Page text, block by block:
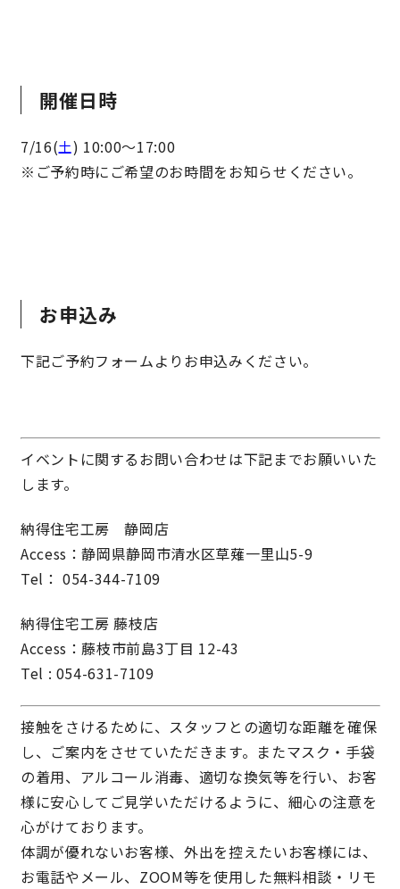
開催日時
7/16(土) 10:00～17:00
※ご予約時にご希望のお時間をお知らせください。
お申込み
下記ご予約フォームよりお申込みください。
イベントに関するお問い合わせは下記までお願いいた
します。
納得住宅工房 静岡店
Access：静岡県静岡市清水区草薙一里山5-9
Tel： 054-344-7109
納得住宅工房 藤枝店
Access：藤枝市前島3丁目 12-43
Tel : 054-631-7109
接触をさけるために、スタッフとの適切な距離を確保
し、ご案内をさせていただきます。またマスク・手袋
の着用、アルコール消毒、適切な換気等を行い、お客
様に安心してご見学いただけるように、細心の注意を
心がけております。
体調が優れないお客様、外出を控えたいお客様には、
お電話やメール、ZOOM等を使用した無料相談・リモ